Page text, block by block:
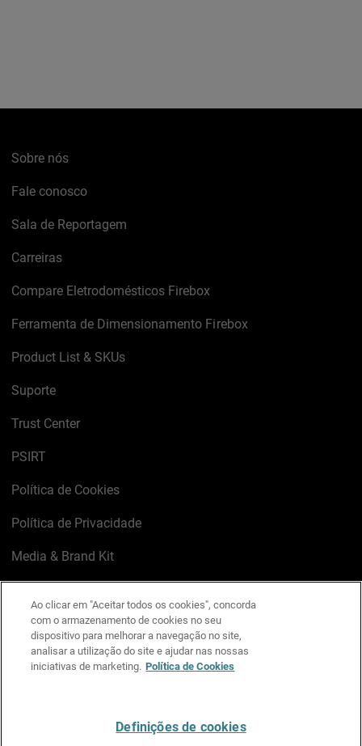
Sobre nós
Fale conosco
Sala de Reportagem
Carreiras
Compare Eletrodomésticos Firebox
Ferramenta de Dimensionamento Firebox
Product List & SKUs
Suporte
Trust Center
PSIRT
Política de Cookies
Política de Privacidade
Media & Brand Kit
LinkedIn
X FacebookInstagram
YouTube
Ao clicar em "Aceitar todos os cookies", concorda
com o armazenamento de cookies no seu
dispositivo para melhorar a navegação no site,
analisar a utilização do site e ajudar nas nossas
iniciativas de marketing. Política de Cookies
Definições de cookies